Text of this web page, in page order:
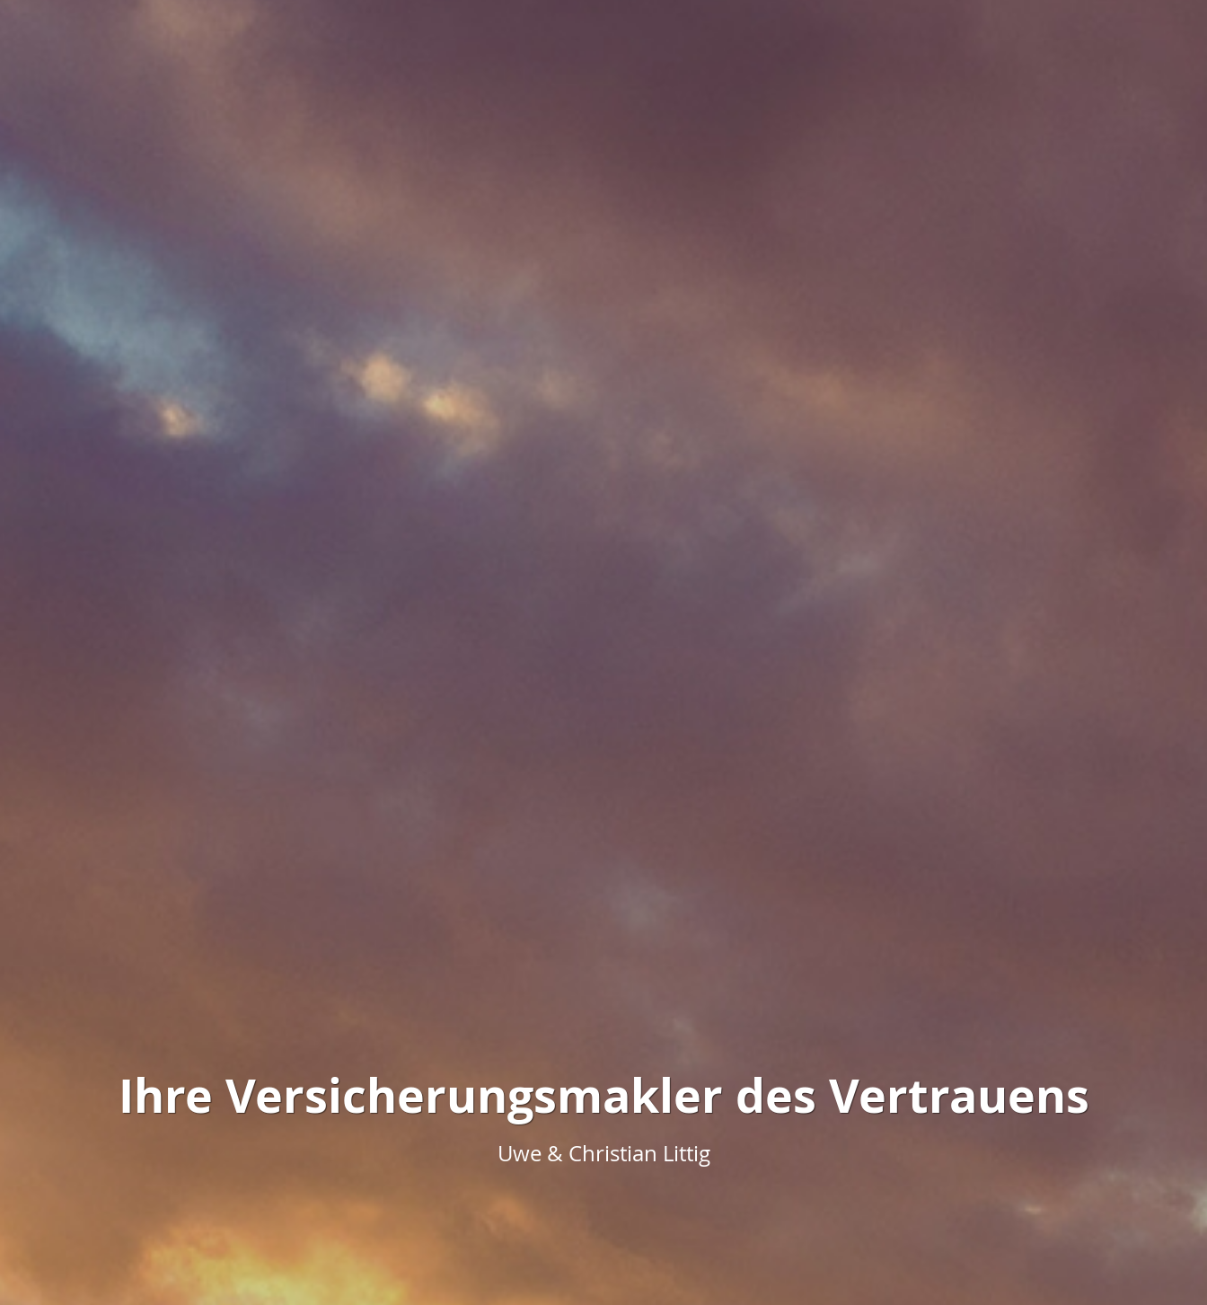
Ihre Versicherungsmakler des Vertrauens
Uwe & Christian Littig